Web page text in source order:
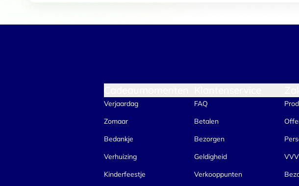
Verjaardag
Zomaar
Bedankje
Verhuizing
Kinderfeestje
FAQ
Betalen
Bezorgen
Geldigheid
Verkooppunten